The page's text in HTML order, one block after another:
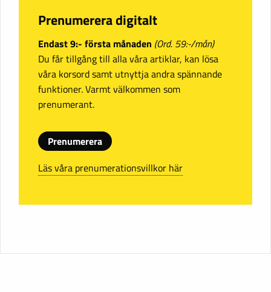
Prenumerera digitalt
Endast 9:- första månaden (Ord. 59:-/mån)
Du får tillgång till alla våra artiklar, kan lösa
våra korsord samt utnyttja andra spännande
funktioner. Varmt välkommen som
prenumerant.
Prenumerera
Läs våra prenumerationsvillkor här